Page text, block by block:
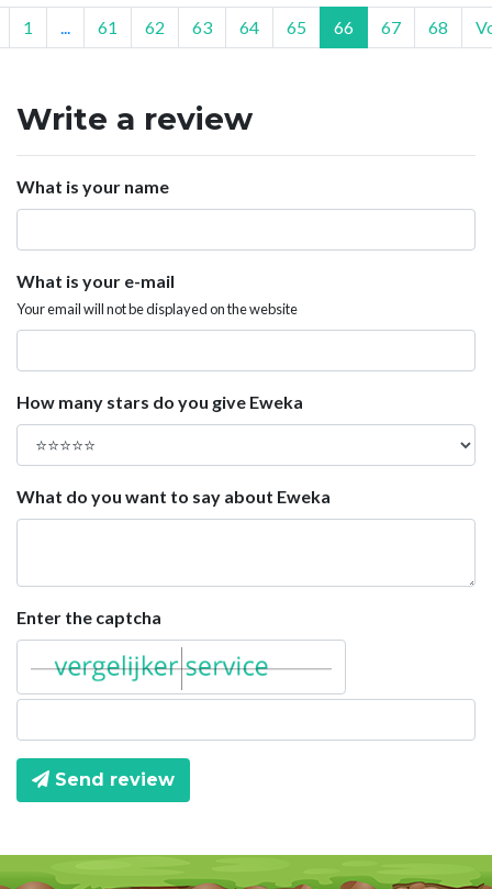
1 61 62 63 64 65 66 67 68
Write a review
What is your name
What is your e-mail
Your email will not be displayed on the website
How many stars do you give Eweka
What do you want to say about Eweka
Enter the captcha
Send review